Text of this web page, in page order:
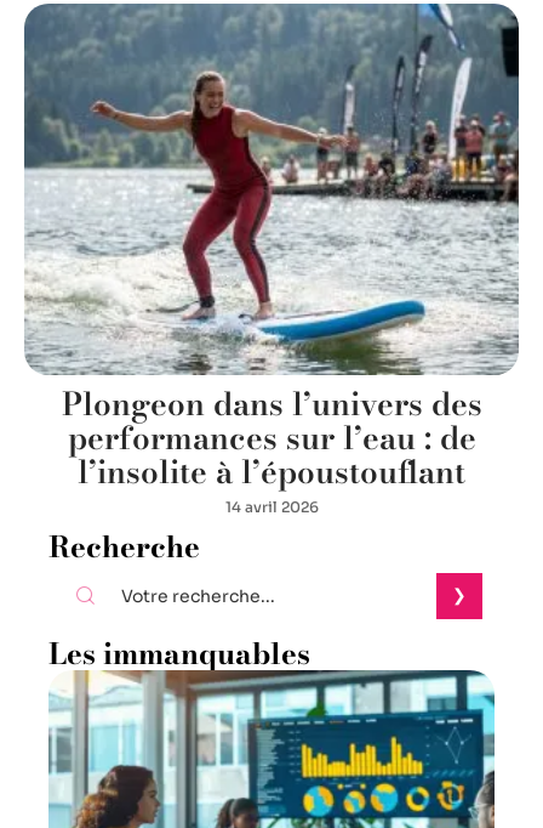
Plongeon dans l’univers des
performances sur l’eau : de
l’insolite à l’époustouflant
14 avril 2026
Recherche
Les immanquables